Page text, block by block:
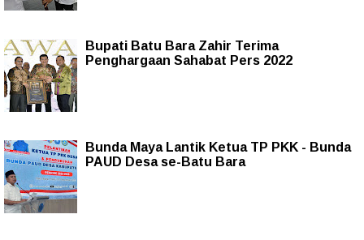
Bupati Batu Bara Zahir Terima
Penghargaan Sahabat Pers 2022
Bunda Maya Lantik Ketua TP PKK - Bunda
PAUD Desa se-Batu Bara